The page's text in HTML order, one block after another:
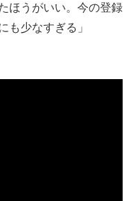
ほうがいい。今の登録
も少なすぎる」